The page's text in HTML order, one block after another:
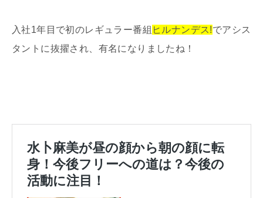
入社1年目で初のレギュラー番組 ヒルナンデス!でアシス
タントに抜擢され、有名になりましたね！